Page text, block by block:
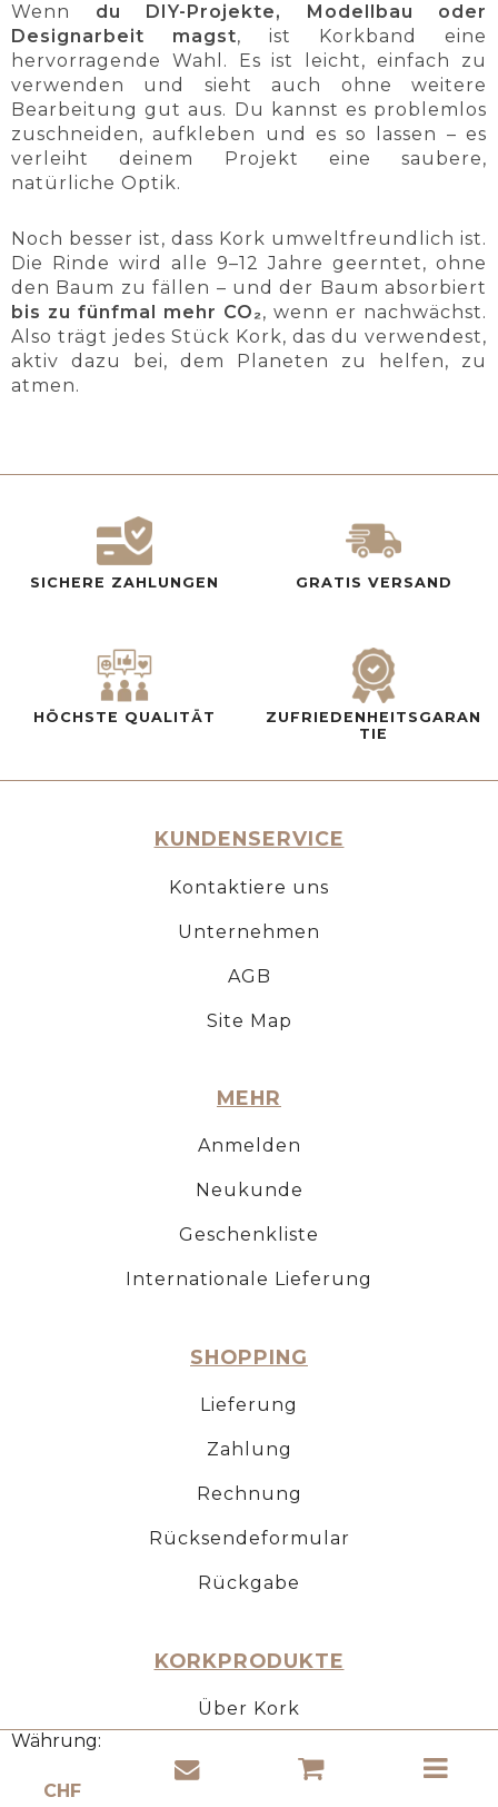
Währung:
Wenn du DIY-Projekte, Modellbau oder
Designarbeit magst, ist Korkband eine
hervorragende Wahl. Es ist leicht, einfach zu
verwenden und sieht auch ohne weitere
Bearbeitung gut aus. Du kannst es problemlos
zuschneiden, aufkleben und es so lassen – es
verleiht deinem Projekt eine saubere,
natürliche Optik.
Noch besser ist, dass Kork umweltfreundlich ist.
Die Rinde wird alle 9–12 Jahre geerntet, ohne
den Baum zu fällen – und der Baum absorbiert
bis zu fünfmal mehr CO₂, wenn er nachwächst.
Also trägt jedes Stück Kork, das du verwendest,
aktiv dazu bei, dem Planeten zu helfen, zu
atmen.
SICHERE ZAHLUNGEN GRATIS VERSAND
HÖCHSTE QUALITÄT
ZUFRIEDENHEITSGARAN
TIE
KUNDENSERVICE
Kontaktiere uns
Unternehmen
AGB
Site Map
MEHR
Anmelden
Neukunde
Geschenkliste
Internationale Lieferung
SHOPPING
Lieferung
Zahlung
Rechnung
Rücksendeformular
Rückgabe
KORKPRODUKTE
Über Kork